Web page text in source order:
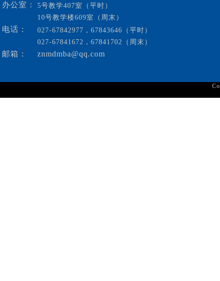
办公室：
5号教学407室（平时）
10号教学楼609室（周末）
电话：
027-67842977，67843646（平时）
027-67841672，67841702（周末）
邮箱： znmdmba@qq.com